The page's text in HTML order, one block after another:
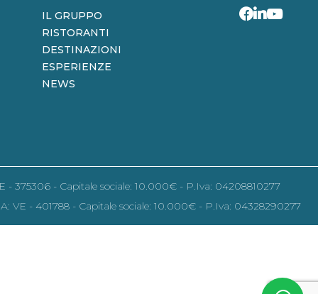
IL GRUPPO
RISTORANTI
DESTINAZIONI
ESPERIENZE
NEWS
- 375306 - Capitale sociale: 10.000€ - P.Iva: 04208810277
VE - 401788 - Capitale sociale: 10.000€ - P.Iva: 04328290277